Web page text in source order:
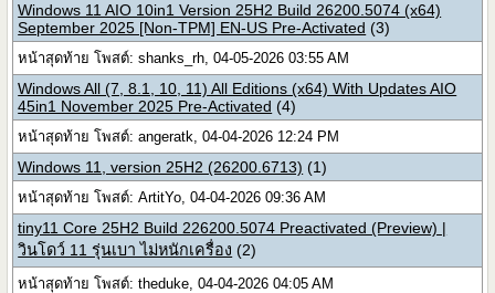
Windows 11 AIO 10in1 Version 25H2 Build 26200.5074 (x64)
September 2025 [Non-TPM] EN-US Pre-Activated (3)
หน้าสุดท้าย โพสต์: shanks_rh, 04-05-2026 03:55 AM
Windows All (7, 8.1, 10, 11) All Editions (x64) With Updates AIO
45in1 November 2025 Pre-Activated (4)
หน้าสุดท้าย โพสต์: angeratk, 04-04-2026 12:24 PM
Windows 11, version 25H2 (26200.6713) (1)
หน้าสุดท้าย โพสต์: ArtitYo, 04-04-2026 09:36 AM
tiny11 Core 25H2 Build 226200.5074 Preactivated (Preview) |
วินโดว์ 11 รุ่นเบา ไม่หนักเครื่อง (2)
หน้าสุดท้าย โพสต์: theduke, 04-04-2026 04:05 AM